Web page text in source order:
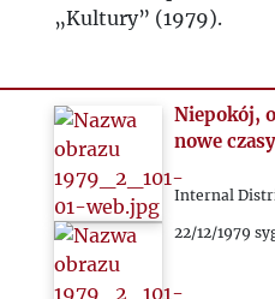
„Kultury” (1979).
Niepokój,
nowe czasy
Internal
22/12/1979